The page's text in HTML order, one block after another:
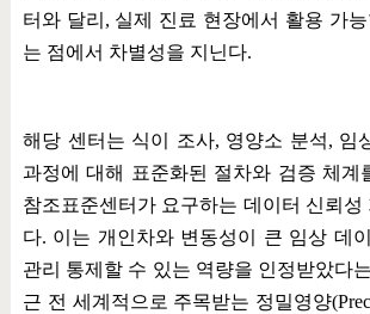
터와 달리 , 실제 진료 현장에서 활용 가
는 점에서 차별성을 지닌다.
해당 센터는 식이 조사, 영양소 분석, 임
과정에 대해 표준화된 절차와 검증 체계
참조표준센터가 요구하는 데이터 신뢰성
다. 이는 개인차와 변동성이 큰 임상 데
관리 통제할 수 있는 역량을 인정받았다
근 전 세계적으로 주목받는 정밀영양